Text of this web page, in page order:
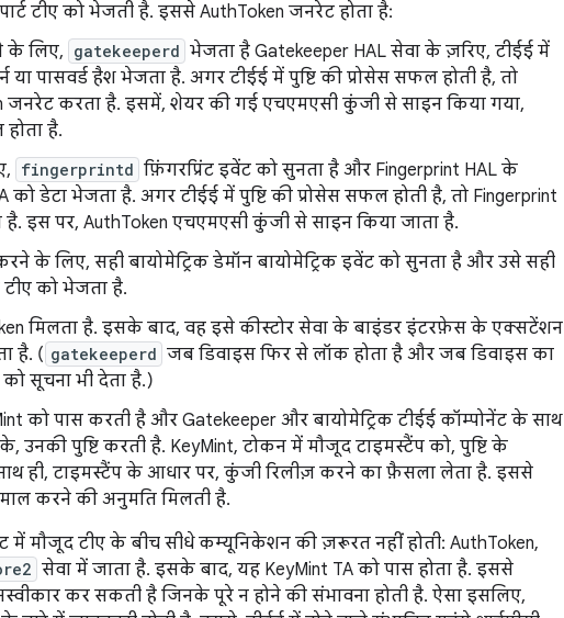
टीए को भेजती है. इससे AuthToken जनरेट होता है:
के लिए, gatekeeperd भेजता है Gatekeeper HAL सेवा के ज़रिए, टीईई में
या पासवर्ड हैश भेजता है. अगर टीईई में पुष्टि की प्रोसेस सफल होती है, तो
जनरेट करता है. इसमें, शेयर की गई एचएमएसी कुंजी से साइन किया गया,
है.
fingerprintd फ़िंगरप्रिंट इवेंट को सुनता है और Fingerprint HAL के
को डेटा भेजता है. अगर टीईई में पुष्टि की प्रोसेस सफल होती है, तो Fingerprint
है. इस पर, AuthToken एचएमएसी कुंजी से साइन किया जाता है.
करने के लिए, सही बायोमेट्रिक डेमॉन बायोमेट्रिक इवेंट को सुनता है और उसे सही
को भेजता है.
मिलता है. इसके बाद, वह इसे कीस्टोर सेवा के बाइंडर इंटरफ़ेस के एक्सटेंशन
है. ( gatekeeperd जब डिवाइस फिर से लॉक होता है और जब डिवाइस का
सूचना भी देता है.)
को पास करती है और Gatekeeper और बायोमेट्रिक टीईई कॉम्पोनेंट के साथ
पुष्टि करती है. KeyMint, टोकन में मौजूद टाइमस्टैंप को, पुष्टि के
ही, टाइमस्टैंप के आधार पर, कुंजी रिलीज़ करने का फ़ैसला लेता है. इससे
करने की अनुमति मिलती है.
में मौजूद टीए के बीच सीधे कम्यूनिकेशन की ज़रूरत नहीं होती: AuthToken,
सेवा में जाता है. इसके बाद, यह KeyMint TA को पास होता है. इससे
कर सकती है जिनके पूरे न होने की संभावना होती है. ऐसा इसलिए,